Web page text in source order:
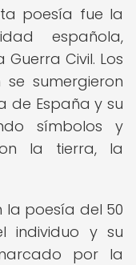
poesía fue la
española,
Civil. Los
sumergieron
de España y su
símbolos y
la tierra, la
poesía del 50
individuo y su
por la